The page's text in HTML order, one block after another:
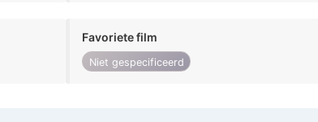
Favoriete film
Niet gespecificeerd